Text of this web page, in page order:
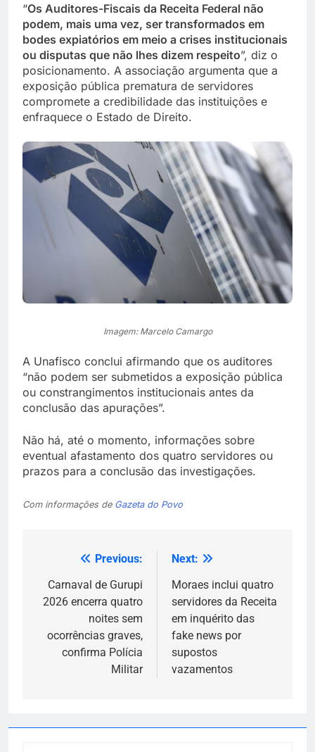
“Os Auditores-Fiscais da Receita Federal não
podem, mais uma vez, ser transformados em
bodes expiatórios em meio a crises institucionais
ou disputas que não lhes dizem respeito”, diz o
posicionamento. A associação argumenta que a
exposição pública prematura de servidores
compromete a credibilidade das instituições e
enfraquece o Estado de Direito.
Imagem: Marcelo Camargo
A Unafisco conclui afirmando que os auditores
“não podem ser submetidos a exposição pública
ou constrangimentos institucionais antes da
conclusão das apurações”.
Não há, até o momento, informações sobre
eventual afastamento dos quatro servidores ou
prazos para a conclusão das investigações.
Com informações de Gazeta do Povo
Navegação
de
Previous:
Carnaval de Gurupi
2026 encerra quatro
noites sem
ocorrências graves,
confirma Polícia
Militar
Next:
Moraes inclui quatro
servidores da Receita
em inquérito das
fake news por
supostos
vazamentos